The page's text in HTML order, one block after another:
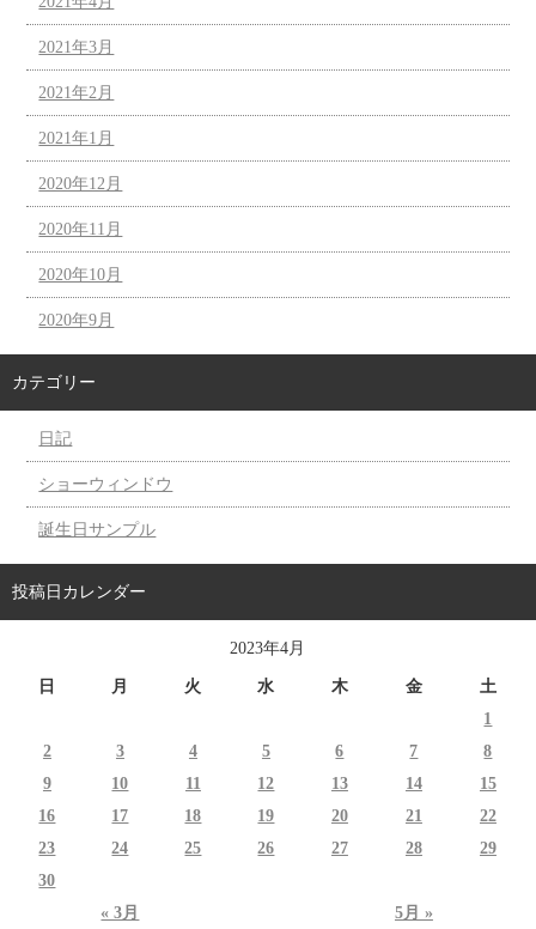
2021年3月
2021年2月
2021年1月
2020年12月
2020年11月
2020年10月
2020年9月
カテゴリー
日記
ショーウィンドウ
誕生日サンプル
投稿日カレンダー
2023年4月
日 月 火 水 木 金 土
« 3月 5月 »
1
2
3 4 5 6 7
8
9
10 11 12 13 14
15
16
17 18 19 20 21
22
23
24 25 26 27 28
29
30